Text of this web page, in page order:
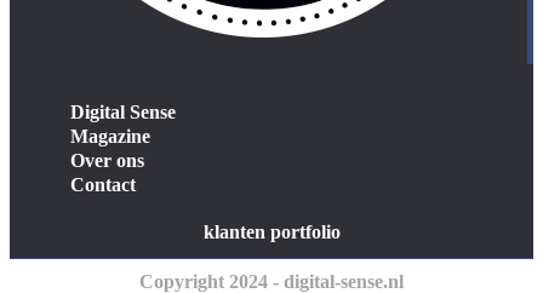
Digital Sense
Magazine
Over ons
Contact
klanten portfolio
Copyright 2024 - digital-sense.nl